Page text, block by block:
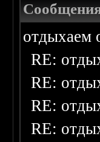
отдыхаем
RE:
RE:
RE:
RE: